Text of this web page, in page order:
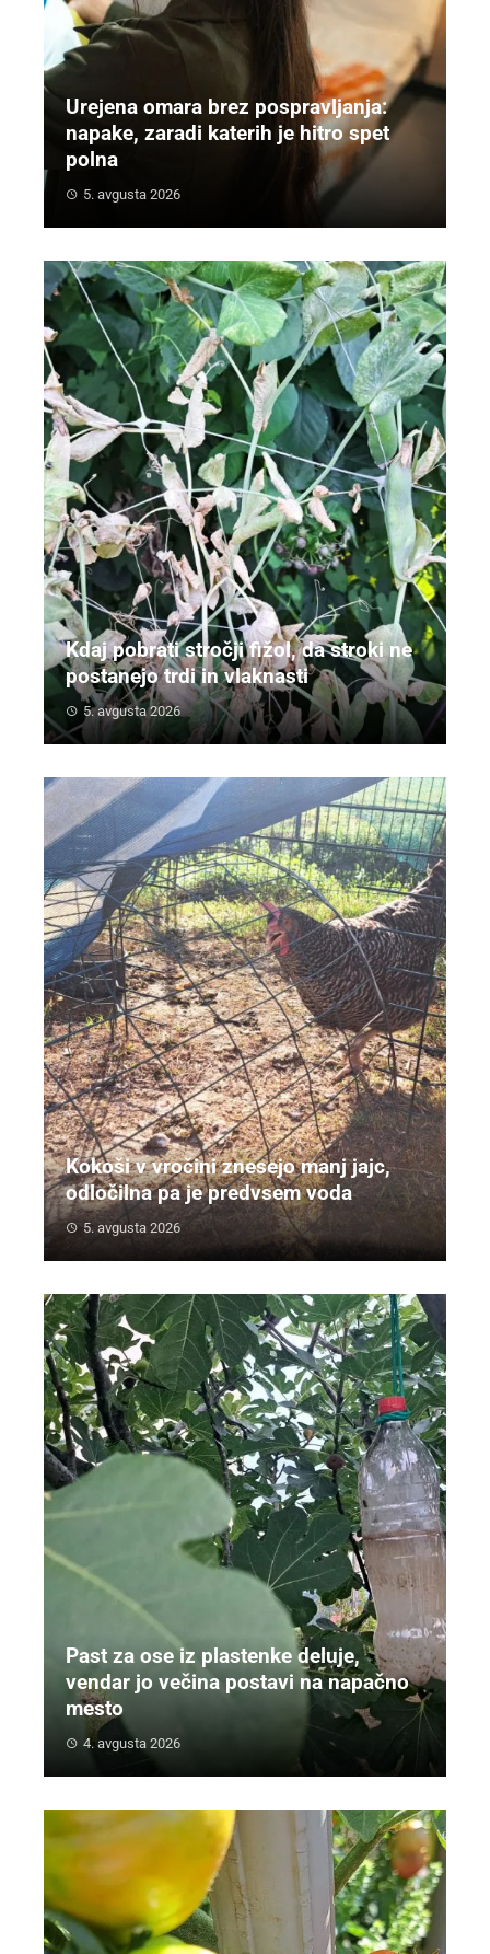
Urejena omara brez pospravljanja:
napake, zaradi katerih je hitro spet
polna
5. avgusta 2026
Kdaj pobrati stročji fižol, da stroki ne
postanejo trdi in vlaknasti
5. avgusta 2026
Kokoši v vročini znesejo manj jajc,
odločilna pa je predvsem voda
5. avgusta 2026
Past za ose iz plastenke deluje,
vendar jo večina postavi na napačno
mesto
4. avgusta 2026